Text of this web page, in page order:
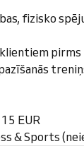
fizisko
EUR
& Sports